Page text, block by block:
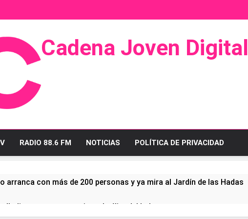
Cadena Joven Digital
Radio Y Televisión
RADIO 88.6 FM NOTICIAS POLÍTICA DE PRIVACIDAD
arranca con más de 200 personas y ya mira al Jardín de las Hadas
linense tras conquistar la élite del baloncesto